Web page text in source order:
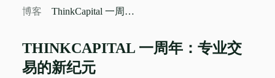
博客 ThinkCapital 一周年：专业交易的新纪元
THINKCAPITAL 一周年：专业交
易的新纪元